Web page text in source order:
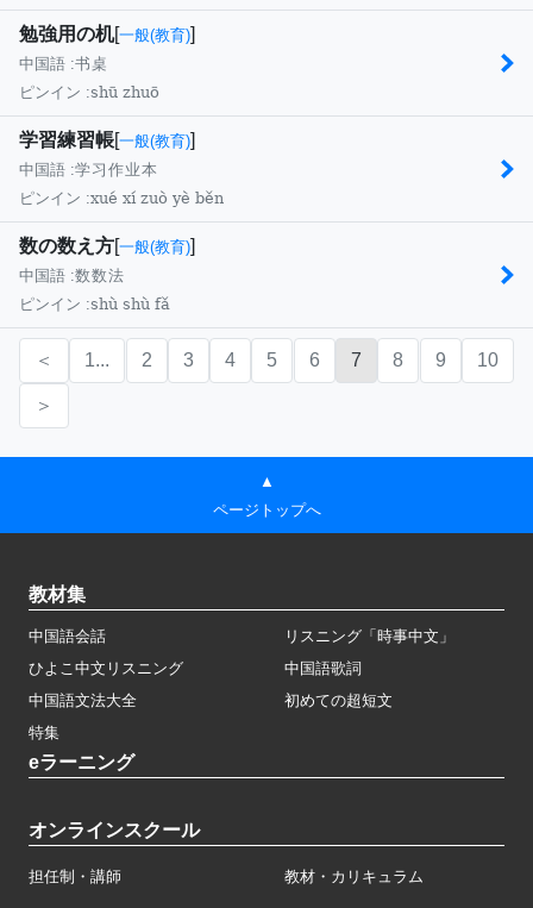
勉強用の机[一般(教育)]
中国語 :书桌
ピンイン :shū zhuō
学習練習帳[一般(教育)]
中国語 :学习作业本
ピンイン :xué xí zuò yè běn
数の数え方[一般(教育)]
中国語 :数数法
ピンイン :shù shù fǎ
＜ 1... 2 3 4 5 6 7 8 9 10
＞
▲
ページトップへ
教材集
中国語会話
リスニング「時事中文」
ひよこ中文リスニング
中国語歌詞
中国語文法大全
初めての超短文
特集
eラーニング
オンラインスクール
担任制・講師 教材・カリキュラム